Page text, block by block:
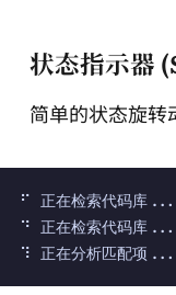
状态指示器
简单的状态旋转
⠋ 正在检索代码库...
⠙ 正在检索代码库